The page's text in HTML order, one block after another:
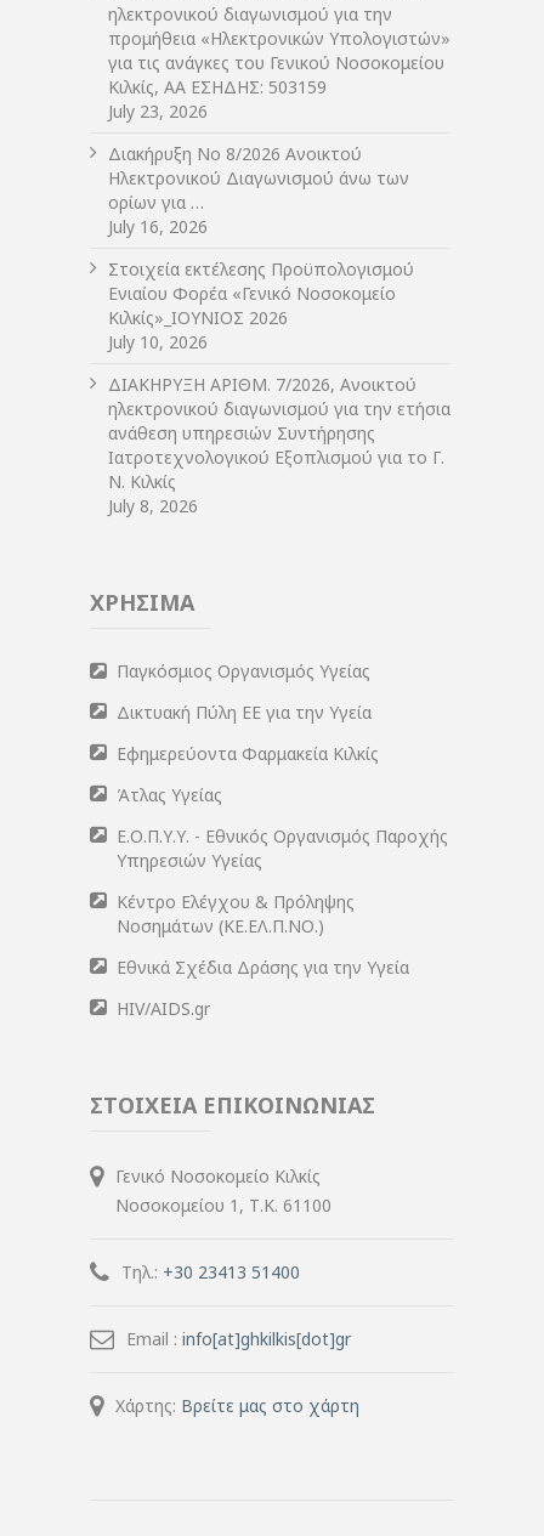
ηλεκτρονικού διαγωνισμού για την
προμήθεια «Ηλεκτρονικών Υπολογιστών»
για τις ανάγκες του Γενικού Νοσοκομείου
Κιλκίς, ΑΑ ΕΣΗΔΗΣ: 503159
July 23, 2026
Διακήρυξη Νο 8/2026 Ανοικτού
Ηλεκτρονικού Διαγωνισμού άνω των
ορίων για …
July 16, 2026
Στοιχεία εκτέλεσης Προϋπολογισμού
Ενιαίου Φορέα «Γενικό Νοσοκομείο
Κιλκίς»_ΙΟΥΝΙΟΣ 2026
July 10, 2026
ΔIΑΚΗΡΥΞΗ ΑΡIΘΜ. 7/2026, Ανοικτού
ηλεκτρονικού διαγωνισμού για την ετήσια
ανάθεση υπηρεσιών Συντήρησης
Ιατροτεχνολογικού Εξοπλισμού για το Γ.
Ν. Κιλκίς
July 8, 2026
ΧΡΗΣΙΜΑ
Παγκόσμιος Οργανισμός Υγείας
Δικτυακή Πύλη ΕΕ για την Υγεία
Εφημερεύοντα Φαρμακεία Κιλκίς
Άτλας Υγείας
Ε.Ο.Π.Υ.Υ. - Εθνικός Οργανισμός Παροχής
Υπηρεσιών Υγείας
Κέντρο Ελέγχου & Πρόληψης
Νοσημάτων (ΚΕ.ΕΛ.Π.ΝΟ.)
Εθνικά Σχέδια Δράσης για την Υγεία
HIV/AIDS.gr
ΣΤΟΙΧΕΙΑ ΕΠΙΚΟΙΝΩΝΙΑΣ
Γενικό Νοσοκομείο Κιλκίς
Νοσοκομείου 1, Τ.Κ. 61100
Τηλ.: +30 23413 51400
Email : info[at]ghkilkis[dot]gr
Χάρτης: Βρείτε μας στο χάρτη